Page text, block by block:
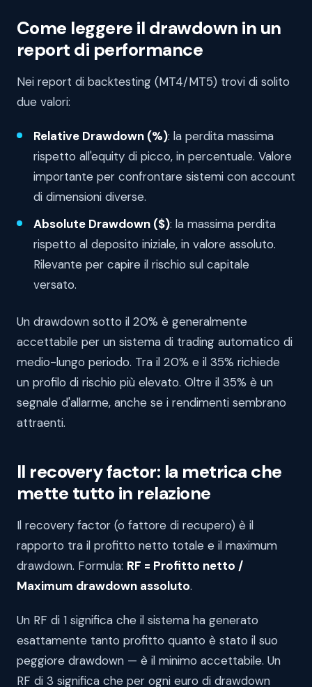
Come leggere il drawdown in un
report di performance
Nei report di backtesting (MT4/MT5) trovi di solito
due valori:
Relative Drawdown (%): la perdita massima
rispetto all'equity di picco, in percentuale. Valore
importante per confrontare sistemi con account
di dimensioni diverse.
Absolute Drawdown ($): la massima perdita
rispetto al deposito iniziale, in valore assoluto.
Rilevante per capire il rischio sul capitale
versato.
Un drawdown sotto il 20% è generalmente
accettabile per un sistema di trading automatico di
medio-lungo periodo. Tra il 20% e il 35% richiede
un profilo di rischio più elevato. Oltre il 35% è un
segnale d'allarme, anche se i rendimenti sembrano
attraenti.
Il recovery factor: la metrica che
mette tutto in relazione
Il recovery factor (o fattore di recupero) è il
rapporto tra il profitto netto totale e il maximum
drawdown. Formula: RF = Profitto netto /
Maximum drawdown assoluto.
Un RF di 1 significa che il sistema ha generato
esattamente tanto profitto quanto è stato il suo
peggiore drawdown — è il minimo accettabile. Un
RF di 3 significa che per ogni euro di drawdown